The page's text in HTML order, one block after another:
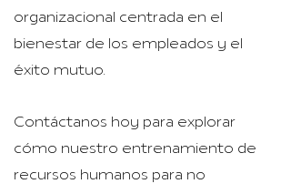
organizacional centrada en el
bienestar de los empleados y el
éxito mutuo.
Contáctanos hoy para explorar
cómo nuestro entrenamiento de
recursos humanos para no